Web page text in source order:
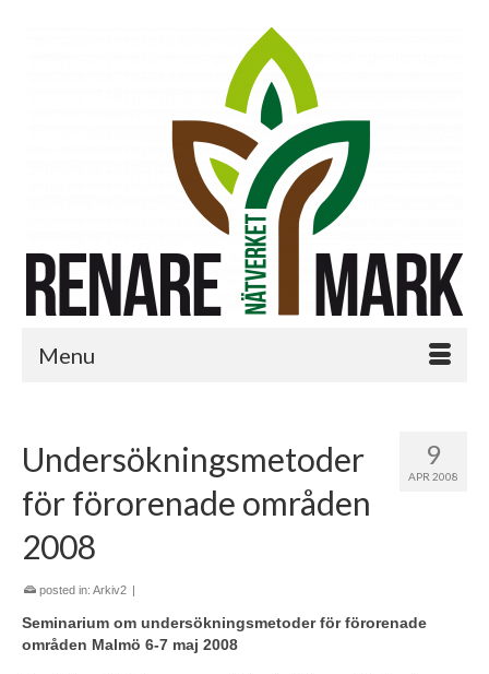
Menu
9
APR 2008
Undersökningsmetoder
för förorenade områden
2008
posted in: Arkiv2 |
Seminarium om undersökningsmetoder för förorenade
områden Malmö 6-7 maj 2008